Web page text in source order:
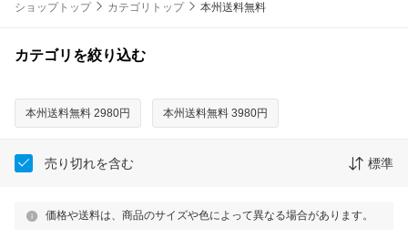
ショップトップ カテゴリトップ 本州送料無料
カテゴリを絞り込む
本州送料無料 2980円 本州送料無料 3980円
売り切れを含む 標準
価格や送料は、商品のサイズや色によって異なる場合があります。